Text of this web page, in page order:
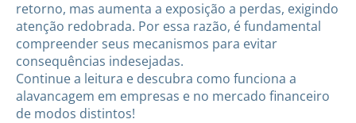
retorno, mas aumenta a exposição a perdas, exigindo
atenção redobrada. Por essa razão, é fundamental
compreender seus mecanismos para evitar
consequências indesejadas.
Continue a leitura e descubra como funciona a
alavancagem em empresas e no mercado financeiro
de modos distintos!